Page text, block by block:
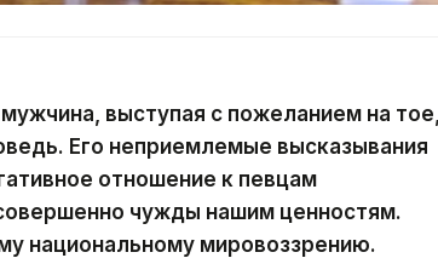
выступая с пожеланием на тое,
Его неприемлемые высказывания
отношение к певцам
чужды нашим ценностям.
национальному мировоззрению.